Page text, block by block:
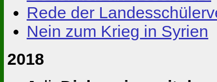
Rede der
Nein zum Krieg in Syrien
2018